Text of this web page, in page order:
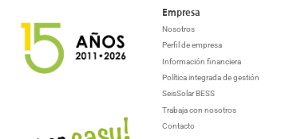
Empresa
Nosotros
Perfil de empresa
Información financiera
Política integrada de gestión
SeisSolar BESS
Trabaja con nosotros
Contacto